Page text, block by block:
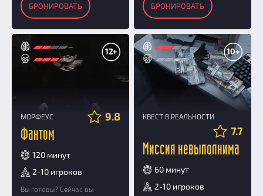
БРОНИРОВАТЬ БРОНИРОВАТЬ
12+
МОРФЕУС 9.8
Фантом
120 минут
2-10 игроков
Вы готовы? Сейчас вы
10+
КВЕСТ В РЕАЛЬНОСТИ
7.7
Миссия невыполнима
60 минут
2-10 игроков